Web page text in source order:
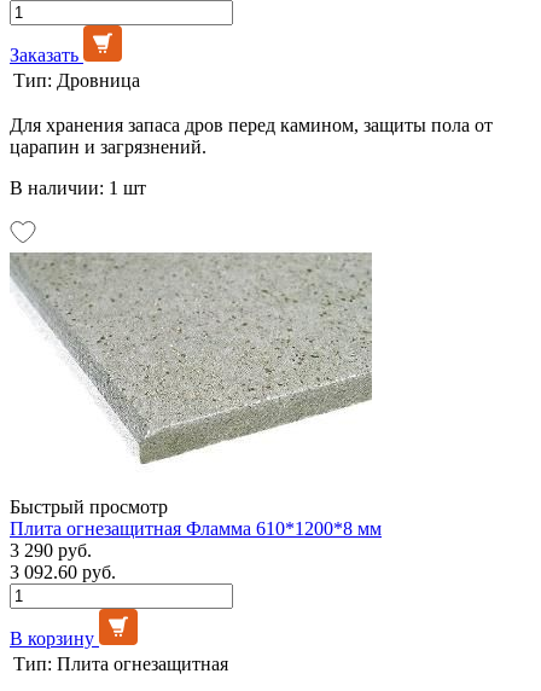
Заказать
Тип: Дровница
Для хранения запаса дров перед камином, защиты пола от
царапин и загрязнений.
В наличии: 1 шт
Быстрый просмотр
Плита огнезащитная Фламма 610*1200*8 мм
3 290 руб.
3 092.60 руб.
В корзину
Тип: Плита огнезащитная